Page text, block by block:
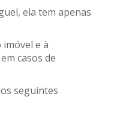
ela tem apenas
e à
casos de
seguintes